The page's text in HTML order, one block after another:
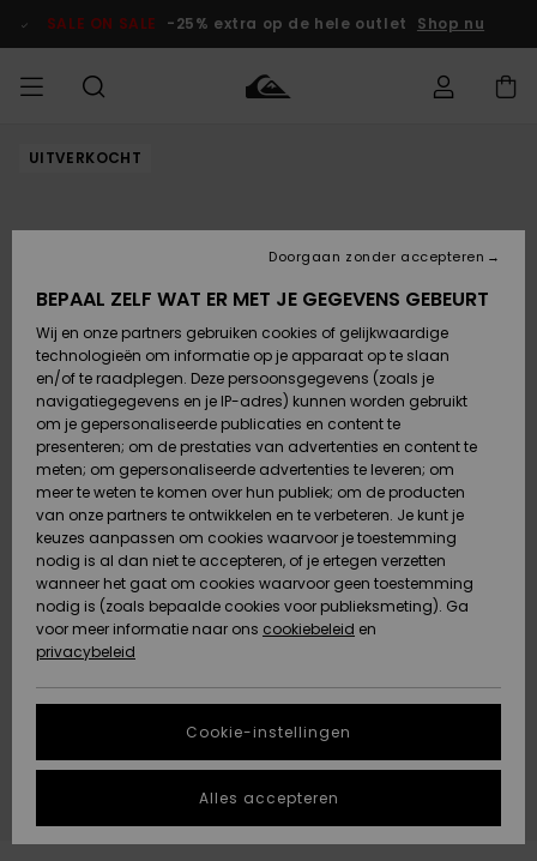
Productinformatie
SALE ON SALE -25% extra op de hele outlet Shop nu
HEREN
Accessoires
Schoenen &
Slippers
Surf /
Water
Snow
Nieuw
Highlights
JONGENS
Accessoires
Schoenen &
Slippers
Surf /
Water
Sneeuw
Nieuw
Highlights
DAMES
Highlights
Snow
SURF
Surf Shop
Highlights
Community
SNOW
Snow Shop
Dames
Snow Shop
Highlights
Gemeenschap
SALE ON
SALE
Kinderen
VROUW
OUTLET
Regio- En
Taalinstellingen
Retouren
Betaling
Giftcard
Quiksilver
Freedom
Gegevensbescherming
gesprek om het
snelste
vraag te
krijgen.
DUURZAAMHEID
STORE LOCATOR
UITVERKOCHT
BEPAAL ZELF WAT ER MET JE GEGEVENS GEBEURT
Wij en onze partners gebruiken cookies of gelijkwaardige
technologieën om informatie op je apparaat op te slaan
en/of te raadplegen. Deze persoonsgegevens (zoals je
navigatiegegevens en je IP-adres) kunnen worden gebruikt
om je gepersonaliseerde publicaties en content te
presenteren; om de prestaties van advertenties en content te
meten; om gepersonaliseerde advertenties te leveren; om
meer te weten te komen over hun publiek; om de producten
van onze partners te ontwikkelen en te verbeteren. Je kunt je
keuzes aanpassen om cookies waarvoor je toestemming
nodig is al dan niet te accepteren, of je ertegen verzetten
wanneer het gaat om cookies waarvoor geen toestemming
nodig is (zoals bepaalde cookies voor publieksmeting). Ga
voor meer informatie naar ons cookiebeleid en
privacybeleid
Cookie-instellingen
Doorgaan zonder accepteren
Alles accepteren